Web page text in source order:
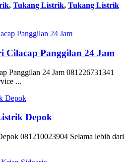
, Tukang Listrik, Tukang Listrik
Panggilan 24 Jam
Panggilan 24 Jam 081226731341
...
Depok
081210023904 Selama lebih dari